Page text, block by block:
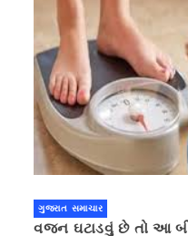
ગુજરાત સમાચાર
વજન ઘટાડવું છે તો આ